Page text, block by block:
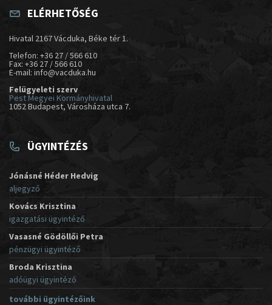
ELÉRHETŐSÉG
Hivatal 2167 Vácduka, Béke tér 1.
Telefon: +36 27 / 566 610
Fax: +36 27 / 566 610
E-mail: info@vacduka.hu
Felügyeleti szerv
Pest Megyei Kormányhivatal
1052 Budapest, Városháza utca 7.
ÜGYINTÉZÉS
Jónásné Héder Hedvig
aljegyző
Kovács Krisztina
igazgatási ügyintéző
Vasasné Gödöllői Petra
pénzügyi ügyintéző
Broda Krisztina
adóügyi ügyintéző
további ügyintézőink